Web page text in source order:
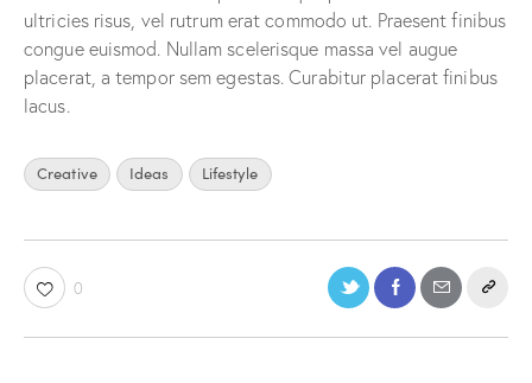
ultricies risus, vel rutrum erat commodo ut. Praesent finibus
congue euismod. Nullam scelerisque massa vel augue
placerat, a tempor sem egestas. Curabitur placerat finibus
lacus.
Creative Ideas Lifestyle
0